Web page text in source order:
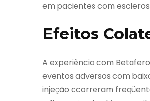
em pacientes com
Efeitos
A experiência com
eventos adversos com
injeção ocorreram